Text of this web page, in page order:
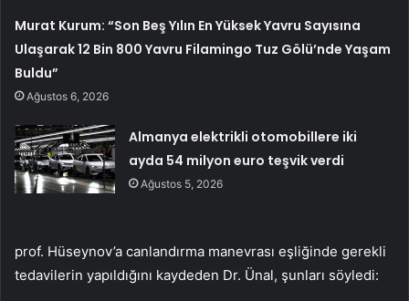
Murat Kurum: “Son Beş Yılın En Yüksek Yavru Sayısına
Ulaşarak 12 Bin 800 Yavru Filamingo Tuz Gölü’nde Yaşam
Buldu”
Ağustos 6, 2026
Almanya elektrikli otomobillere iki
ayda 54 milyon euro teşvik verdi
Ağustos 5, 2026
prof. Hüseynov’a canlandırma manevrası eşliğinde gerekli
tedavilerin yapıldığını kaydeden Dr. Ünal, şunları söyledi: